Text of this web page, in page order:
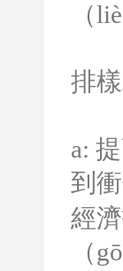
（
排
a:
到
經
（